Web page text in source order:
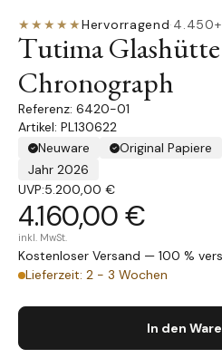
★★★★★Hervorragend·
Tutima Glashütte
Chronograph
6420-01
Artikel: PL130622
Neuware
Original Papiere
Jahr 2026
UVP:5.200,00 €
4.160,00 €
inkl. MwSt.
Kostenloser Versand — 100 %
Lieferzeit: 2 - 3 Wochen
In den